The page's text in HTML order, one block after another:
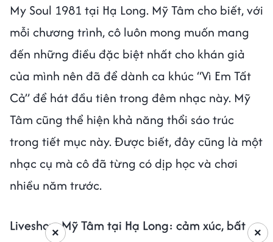
My Soul 1981 tại Hạ Long. Mỹ Tâm cho biết, với
mỗi chương trình, cô luôn mong muốn mang
đến những điều đặc biệt nhất cho khán giả
của mình nên đã để dành ca khúc “Vì Em Tất
Cả” để hát đầu tiên trong đêm nhạc này. Mỹ
Tâm cũng thể hiện khả năng thổi sáo trúc
trong tiết mục này. Được biết, đây cũng là một
nhạc cụ mà cô đã từng có dịp học và chơi
nhiều năm trước.
Liveshow Mỹ Tâm tại Hạ Long: cảm xúc, bất
×
×